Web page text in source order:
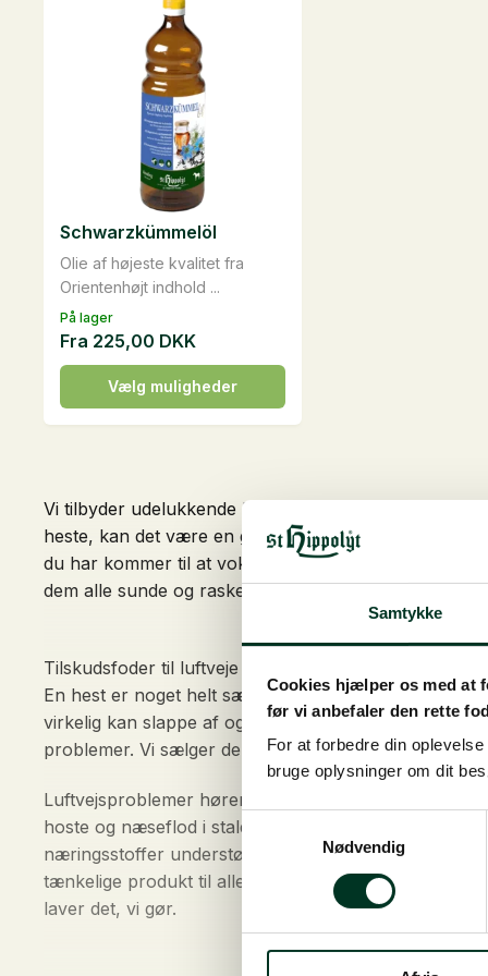
Samtykke
Cookies hjælper os med at
før vi anbefaler den rette
For at forbedre din
bruge oplysninger om dit
Samtykkevalg
Nødvendig
Mulighederne
På lager
Olie af højeste kvalitet fra
Orientenhøjt indhold ...
Schwarzkümmelöl
Fra 225,00 DKK
Vælg muligheder
Dette
vare
har
Mulighederne
kan
vælges
på
Vi tilbyder udelukkende kvalitets tilskudsfoder til
heste, kan det være en god ide at forebygge for det,
du har kommer til at vokse op og blive de heste,
dem alle sunde og raske.
Tilskudsfoder til luftveje for at forebygge problemer
En hest er noget helt særligt. Der kan skabes et
virkelig kan slappe af og nyde den gode tid
problemer. Vi sælger derfor tilskud til luftveje hest,
Luftvejsproblemer hører til de allerhyppigste
hoste og næseflod i stalden ikke noget usædvanligt,
næringsstoffer understøtter både luftvejene og
tænkelige produkt til alle slags heste, da vi ønsker,
laver det, vi gør.